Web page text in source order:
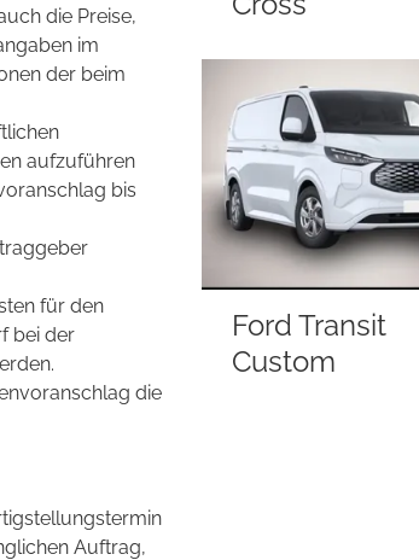
die Preise,
im
der beim
aufzuführen
bis
für den
bei der
die
Auftrag,
Ford Transit
Custom